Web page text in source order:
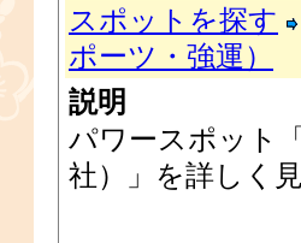
スポットを探す
ポーツ・強運）
説明
パワースポット
社）」を詳しく